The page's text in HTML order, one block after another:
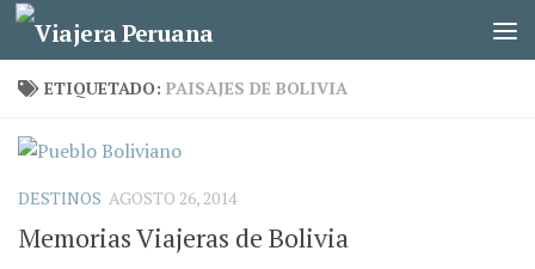
Saltar al contenido
ETIQUETADO: PAISAJES DE BOLIVIA
DESTINOS AGOSTO 26, 2014
Memorias Viajeras de Bolivia